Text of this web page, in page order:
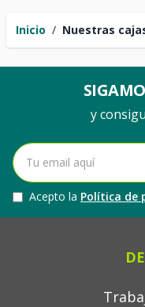
Inicio / Nuestras
y
Acepto la Política de